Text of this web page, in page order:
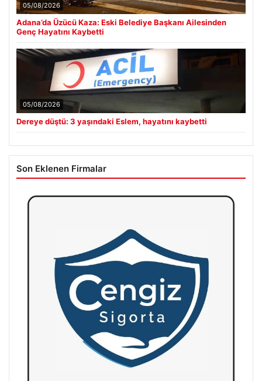
05/08/2026
Adana’da Üzücü Kaza: Eski Belediye Başkanı Ailesinden
Genç Hayatını Kaybetti
05/08/2026
Dereye düştü: 3 yaşındaki Eslem, hayatını kaybetti
Son Eklenen Firmalar